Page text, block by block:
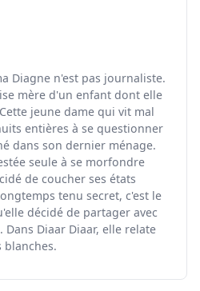
Diagne n'est pas journaliste.
mère d'un enfant dont elle
jeune dame qui vit mal
entières à se questionner
dans son dernier ménage.
seule à se morfondre
de coucher ses états
tenu secret, c'est le
décidé de partager avec
Diaar Diaar, elle relate
blanches.